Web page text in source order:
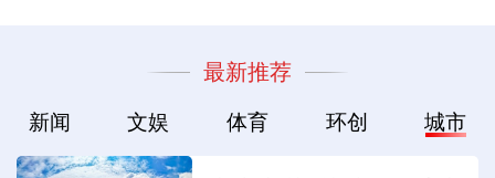
连云港：高空瞭望 赏海滨